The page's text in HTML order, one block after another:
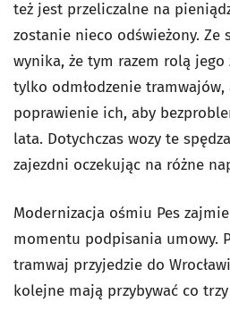
też jest przeliczalne na
zostanie nieco odświeżony. Ze
wynika, że tym razem rolą jego
tylko odmłodzenie tramwajów,
poprawienie ich, aby
lata. Dotychczas wozy te
zajezdni oczekując na różne
Modernizacja ośmiu Pes
momentu podpisania umowy.
tramwaj przyjedzie do
kolejne mają przybywać co